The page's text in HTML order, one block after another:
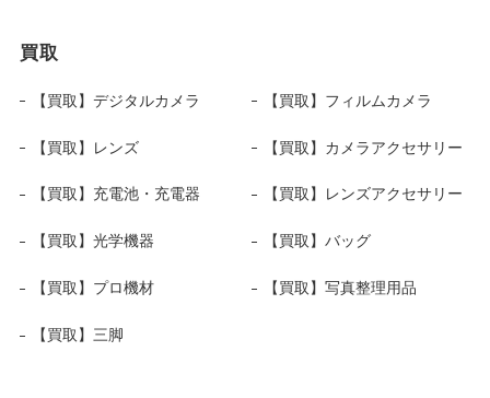
買取
【買取】デジタルカメラ 【買取】フィルムカメラ
【買取】レンズ 【買取】カメラアクセサリー
【買取】充電池・充電器 【買取】レンズアクセサリー
【買取】光学機器 【買取】バッグ
【買取】プロ機材 【買取】写真整理用品
【買取】三脚